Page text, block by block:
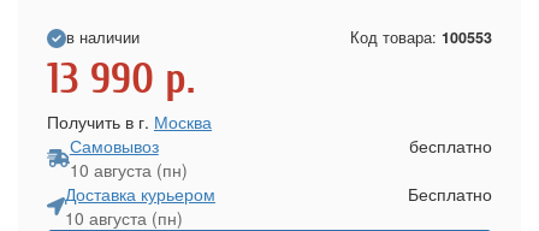
в наличии Код товара: 100553
13 990 р.
Получить в г. Москва
Самовывоз
10 августа (пн)
бесплатно
Доставка курьером
10 августа (пн)
Бесплатно